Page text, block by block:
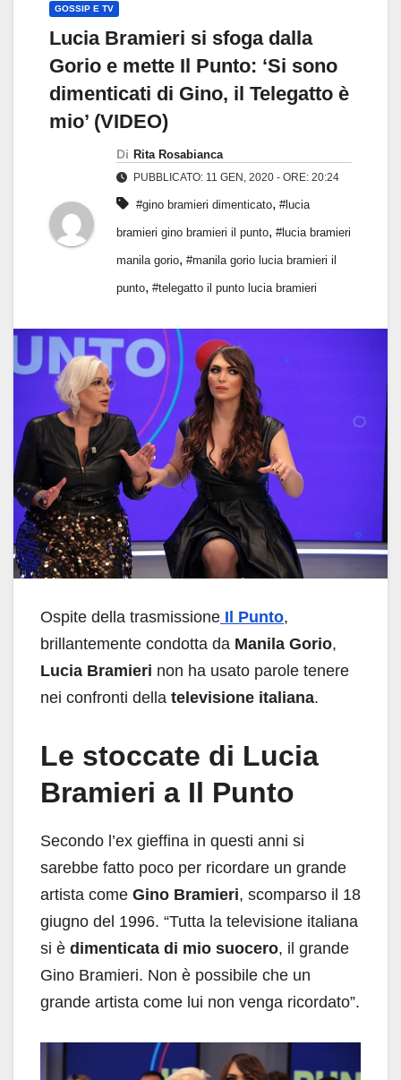
GOSSIP E TV
Lucia Bramieri si sfoga dalla
Gorio e mette Il Punto: ‘Si sono
dimenticati di Gino, il Telegatto è
mio’ (VIDEO)
Di Rita Rosabianca
PUBBLICATO: 11 GEN, 2020 - ORE: 20:24
#gino bramieri dimenticato, #lucia
bramieri gino bramieri il punto, #lucia bramieri
manila gorio, #manila gorio lucia bramieri il
punto, #telegatto il punto lucia bramieri
Ospite della trasmissione Il Punto,
brillantemente condotta da Manila Gorio,
Lucia Bramieri non ha usato parole tenere
nei confronti della televisione italiana.
Le stoccate di Lucia
Bramieri a Il Punto
Secondo l’ex gieffina in questi anni si
sarebbe fatto poco per ricordare un grande
artista come Gino Bramieri, scomparso il 18
giugno del 1996. “Tutta la televisione italiana
si è dimenticata di mio suocero, il grande
Gino Bramieri. Non è possibile che un
grande artista come lui non venga ricordato”.